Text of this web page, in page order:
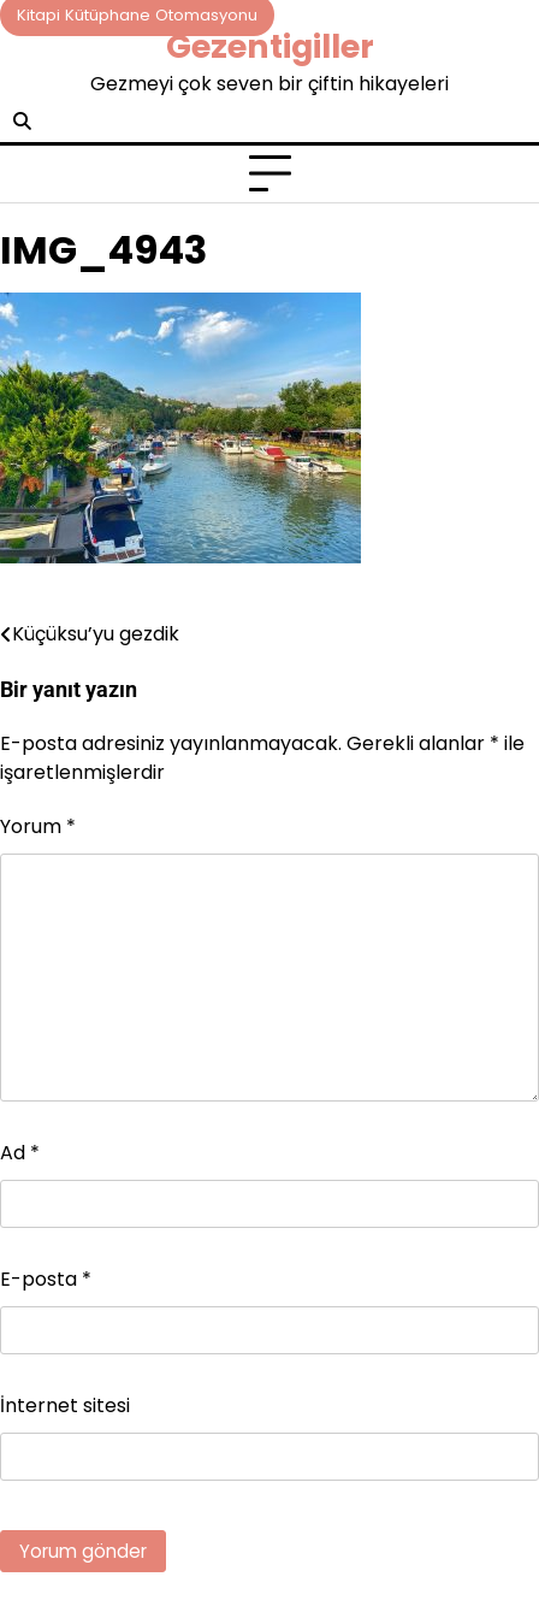
Skip
to
Kitapi Kütüphane Otomasyonu
Gezentigiller
Gezmeyi çok seven bir çiftin hikayeleri
IMG_4943
Yazı
gezinmesi
Küçüksu’yu gezdik
Bir yanıt yazın
E-posta adresiniz yayınlanmayacak. Gerekli alanlar * ile
işaretlenmişlerdir
Yorum *
Ad *
E-posta *
İnternet sitesi